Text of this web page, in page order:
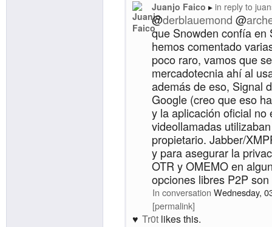
Juanjo Faico in reply to
@derblauemond @
que Snowden confía en
hemos comentado
poco raro, vamos que
mercadotecnia ahí al
además de eso, Signal
Google (creo que eso
y la aplicación oficial no
videollamadas
propietario. Jabber/
y para asegurar la
OTR y OMEMO en
opciones libres P2P
In conversation Wednesday,
permalink
Tr0t likes this.